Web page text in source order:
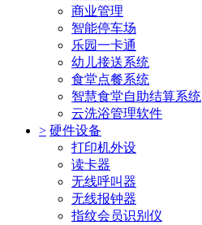
商业管理
智能停车场
乐园一卡通
幼儿接送系统
食堂点餐系统
智慧食堂自助结算系统
云洗浴管理软件
> 硬件设备
打印机外设
读卡器
无线呼叫器
无线报钟器
指纹会员识别仪